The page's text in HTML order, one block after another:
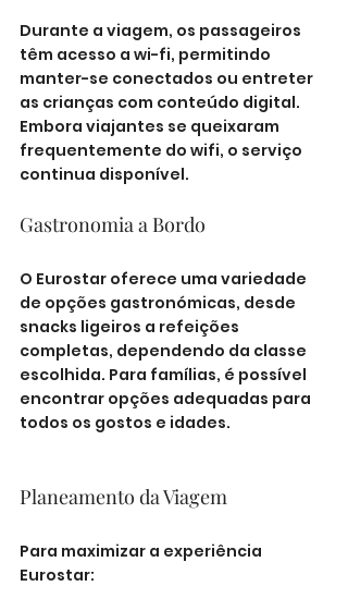
Durante a viagem, os passageiros
têm acesso a wi-fi, permitindo
manter-se conectados ou entreter
as crianças com conteúdo digital.
Embora viajantes se queixaram
frequentemente do wifi, o serviço
continua disponível.
Gastronomia a Bordo
O Eurostar oferece uma variedade
de opções gastronómicas, desde
snacks ligeiros a refeições
completas, dependendo da classe
escolhida. Para famílias, é possível
encontrar opções adequadas para
todos os gostos e idades.
Planeamento da Viagem
Para maximizar a experiência
Eurostar: